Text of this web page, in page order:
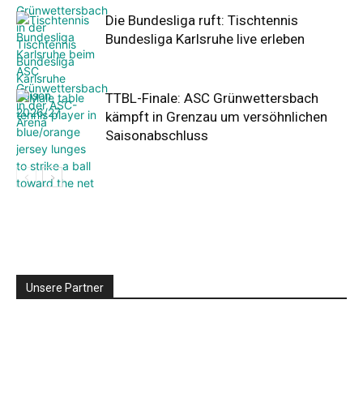
Die Bundesliga ruft: Tischtennis
Bundesliga Karlsruhe live erleben
TTBL-Finale: ASC Grünwettersbach
kämpft in Grenzau um versöhnlichen
Saisonabschluss
Unsere Partner